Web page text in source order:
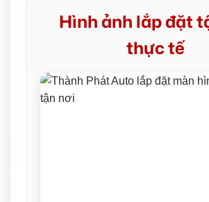
Hình ảnh lắp đặt
thực tế